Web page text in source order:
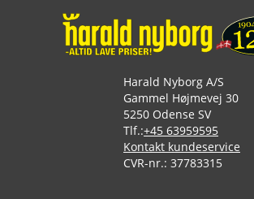
Harald Nyborg A/S
Gammel Højmevej 30
5250 Odense SV
Tlf.:+45 63959595
Kontakt kundeservice
CVR-nr.: 37783315